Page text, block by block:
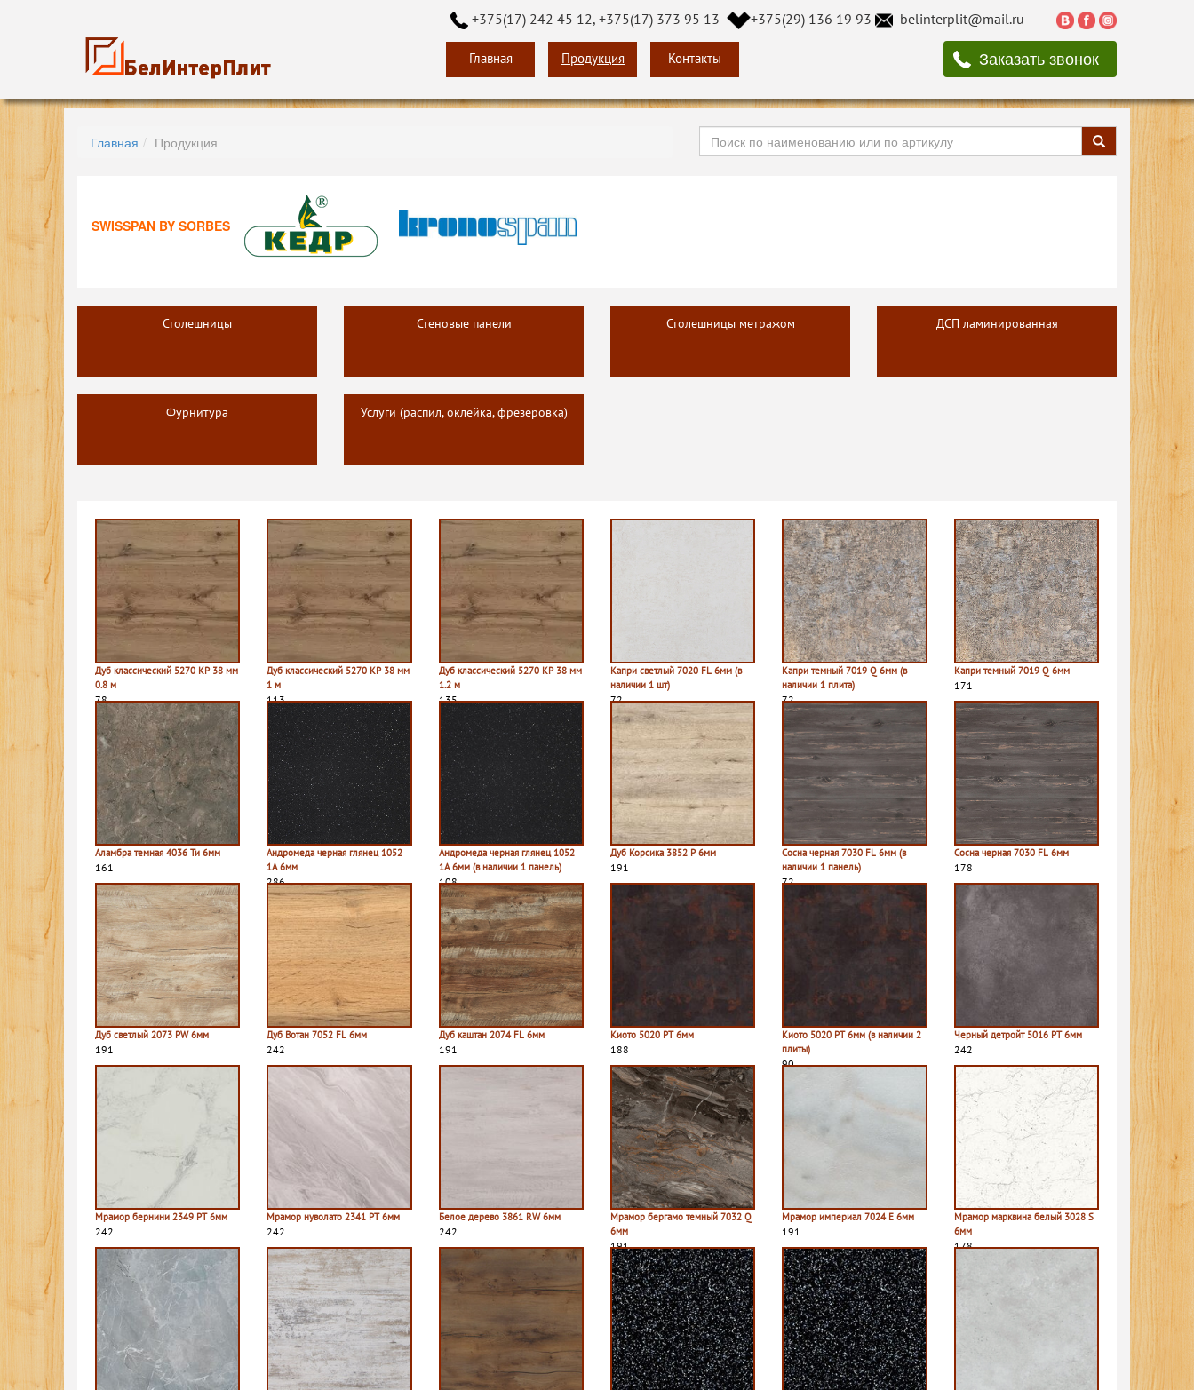
+375(17) 242 45 12, +375(17) 373 95 13 +375(29) 136 19 93 belinterplit@mail.ru
Главная Продукция Контакты Заказать звонок
Главная Продукция
SWISSPAN BY SORBES
Столешницы Стеновые панели Столешницы метражом ДСП ламинированная
Фурнитура Услуги (распил, оклейка, фрезеровка)
Дуб классический 5270 КР 38 мм
0.8 м
78
Дуб классический 5270 КР 38 мм
1 м
113
Дуб классический 5270 КР 38 мм
1.2 м
135
Капри светлый 7020 FL 6мм (в
наличии 1 шт)
72
Капри темный 7019 Q 6мм (в
наличии 1 плита)
72
Капри темный 7019 Q 6мм
171
Аламбра темная 4036 Ти 6мм
161
Андромеда черная глянец 1052
1A 6мм
286
Андромеда черная глянец 1052
1A 6мм (в наличии 1 панель)
108
Дуб Корсика 3852 P 6мм
191
Сосна черная 7030 FL 6мм (в
наличии 1 панель)
72
Сосна черная 7030 FL 6мм
178
Дуб светлый 2073 PW 6мм
191
Дуб Вотан 7052 FL 6мм
242
Дуб каштан 2074 FL 6мм
191
Киото 5020 PT 6мм
188
Киото 5020 PT 6мм (в наличии 2
плиты)
90
Черный детройт 5016 PT 6мм
242
Мрамор бернини 2349 PT 6мм
242
Мрамор нуволато 2341 PT 6мм
242
Белое дерево 3861 RW 6мм
242
Мрамор бергамо темный 7032 Q
6мм
191
Мрамор империал 7024 E 6мм
191
Мрамор марквина белый 3028 S
6мм
178